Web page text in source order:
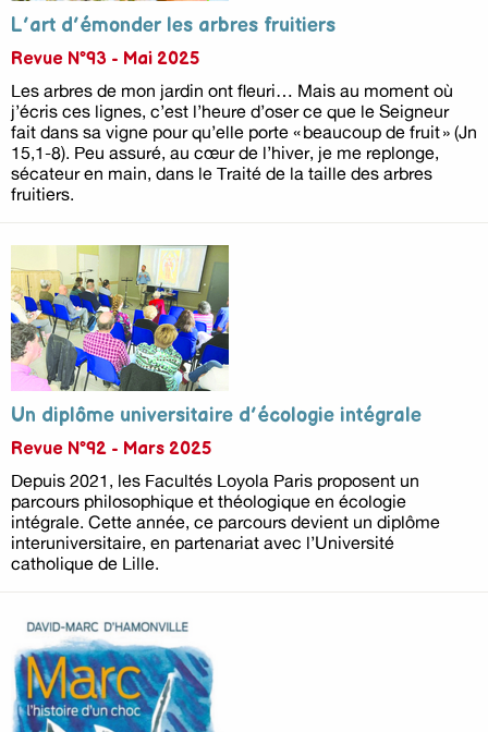
L’art d’émonder les arbres fruitiers
Revue N°93 - Mai 2025
Les arbres de mon jardin ont fleuri… Mais au moment où
j’écris ces lignes, c’est l’heure d’oser ce que le Seigneur
fait dans sa vigne pour qu’elle porte « beaucoup de fruit » (Jn
15,1-8). Peu assuré, au cœur de l’hiver, je me replonge,
sécateur en main, dans le Traité de la taille des arbres
fruitiers.
Un diplôme universitaire d’écologie intégrale
Revue N°92 - Mars 2025
Depuis 2021, les Facultés Loyola Paris proposent un
parcours philosophique et théologique en écologie
intégrale. Cette année, ce parcours devient un diplôme
interuniversitaire, en partenariat avec l’Université
catholique de Lille.